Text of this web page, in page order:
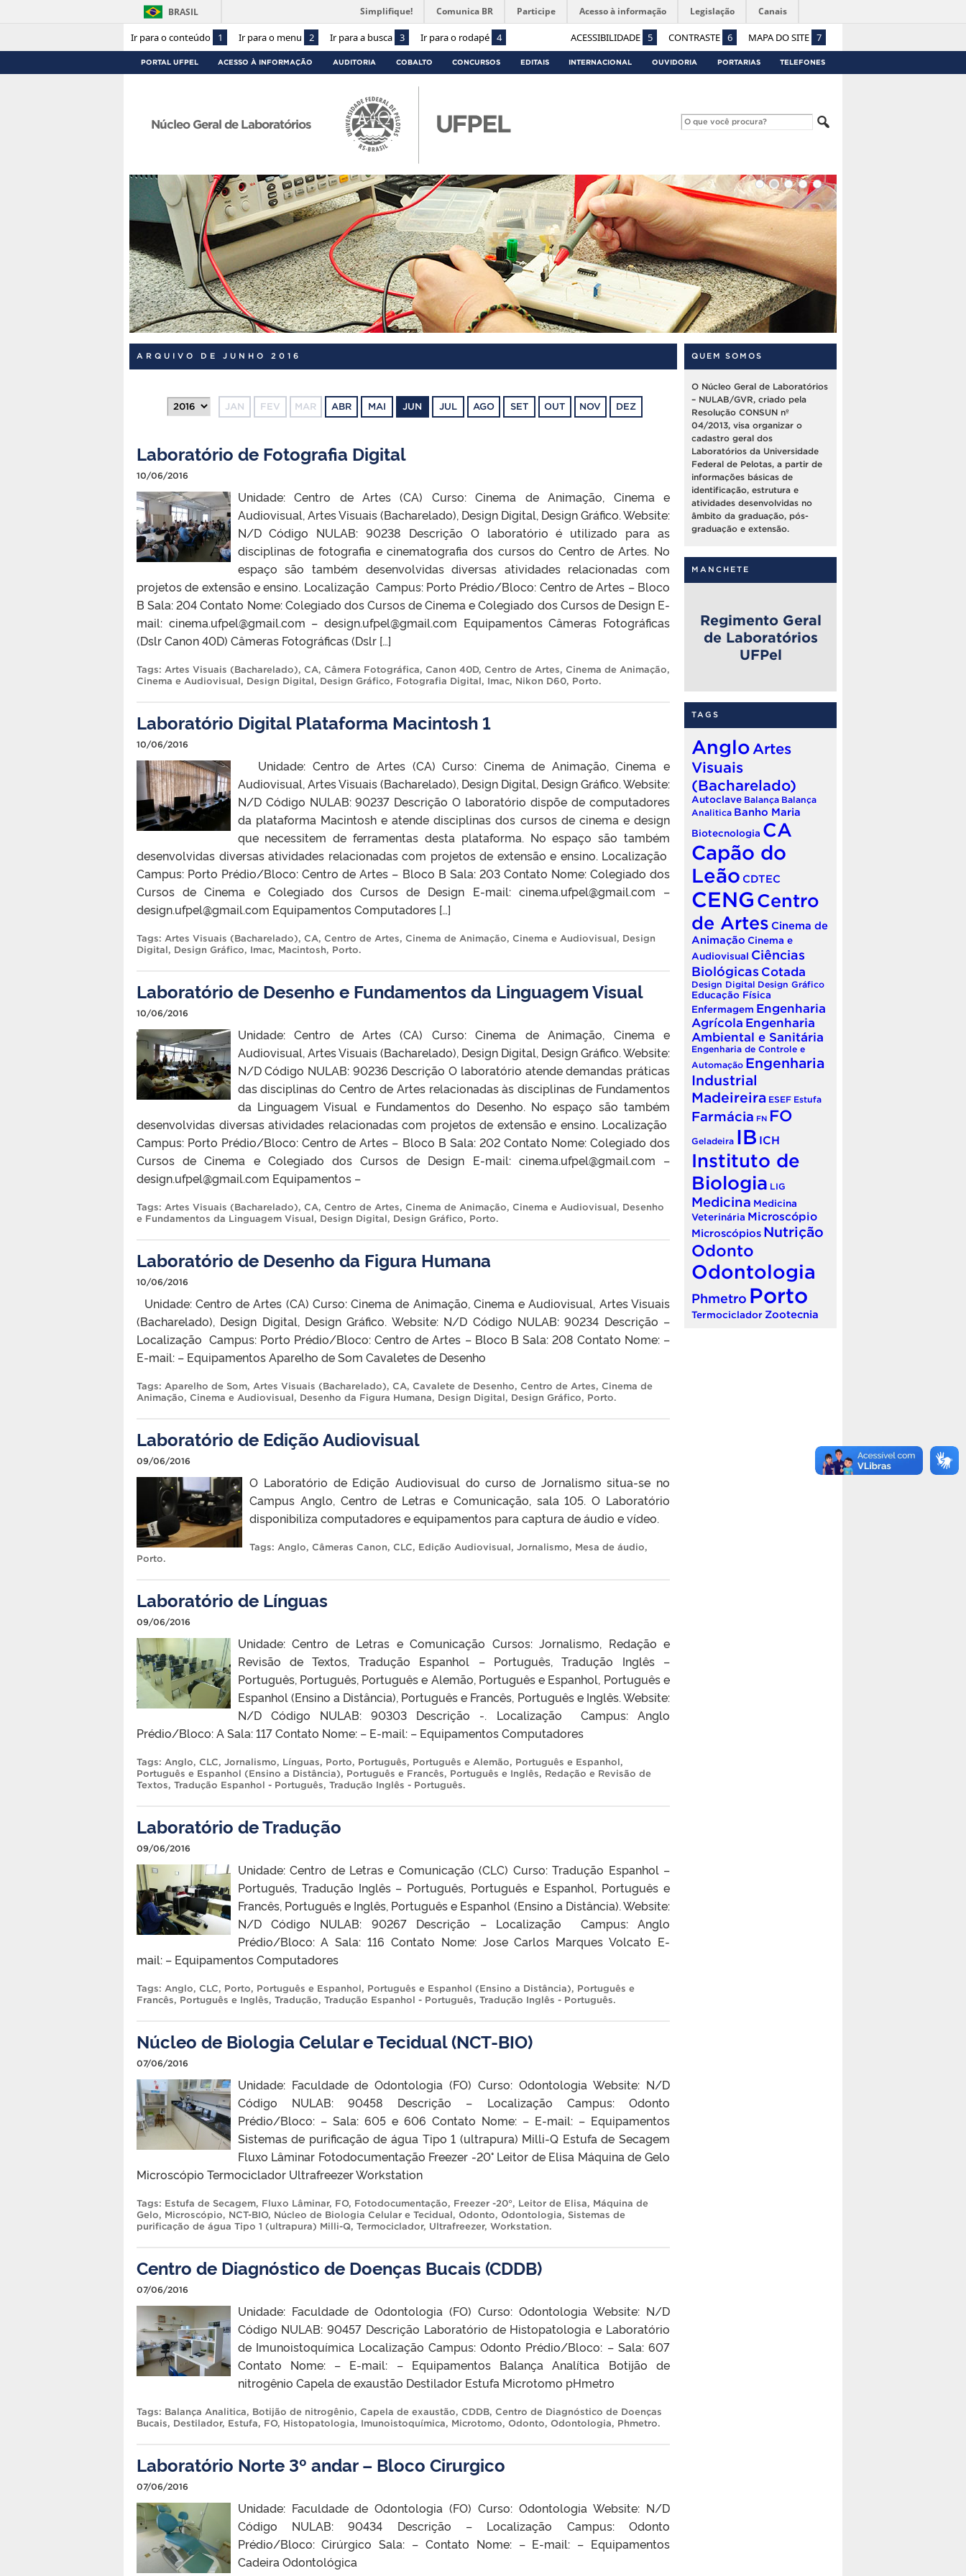
Ir para o conteúdo 1 Ir para o menu 2 Ir para a busca 3 Ir para o rodapé 4 ACESSIBILIDADE 5 CONTRASTE 6 MAPA DO SITE 7
BRASIL Simplifique! Comunica BR Participe Acesso à informação Legislação Canais
PORTAL UFPEL ACESSO À INFORMAÇÃO AUDITORIA COBALTO CONCURSOS EDITAIS INTERNACIONAL OUVIDORIA PORTARIAS TELEFONES
Núcleo Geral de Laboratórios
ARQUIVO DE JUNHO 2016
JAN FEV MAR ABR MAI JUN JUL AGO SET OUT NOV DEZ
Laboratório de Fotografia Digital
10/06/2016
Unidade: Centro de Artes (CA) Curso: Cinema de Animação, Cinema e
Audiovisual, Artes Visuais (Bacharelado), Design Digital, Design Gráfico. Website:
N/D Código NULAB: 90238 Descrição O laboratório é utilizado para as
disciplinas de fotografia e cinematografia dos cursos do Centro de Artes. No
espaço são também desenvolvidas diversas atividades relacionadas com
projetos de extensão e ensino. Localização Campus: Porto Prédio/Bloco: Centro de Artes – Bloco
B Sala: 204 Contato Nome: Colegiado dos Cursos de Cinema e Colegiado dos Cursos de Design E-
mail: cinema.ufpel@gmail.com – design.ufpel@gmail.com Equipamentos Câmeras Fotográficas
(Dslr Canon 40D) Câmeras Fotográficas (Dslr […]
Tags: Artes Visuais (Bacharelado), CA, Câmera Fotográfica, Canon 40D, Centro de Artes, Cinema de Animação,
Cinema e Audiovisual, Design Digital, Design Gráfico, Fotografia Digital, Imac, Nikon D60, Porto.
Laboratório Digital Plataforma Macintosh 1
10/06/2016
Unidade: Centro de Artes (CA) Curso: Cinema de Animação, Cinema e
Audiovisual, Artes Visuais (Bacharelado), Design Digital, Design Gráfico. Website:
N/D Código NULAB: 90237 Descrição O laboratório dispõe de computadores
da plataforma Macintosh e atende disciplinas dos cursos de cinema e design
que necessitem de ferramentas desta plataforma. No espaço são também
desenvolvidas diversas atividades relacionadas com projetos de extensão e ensino. Localização
Campus: Porto Prédio/Bloco: Centro de Artes – Bloco B Sala: 203 Contato Nome: Colegiado dos
Cursos de Cinema e Colegiado dos Cursos de Design E-mail: cinema.ufpel@gmail.com –
design.ufpel@gmail.com Equipamentos Computadores […]
Tags: Artes Visuais (Bacharelado), CA, Centro de Artes, Cinema de Animação, Cinema e Audiovisual, Design
Digital, Design Gráfico, Imac, Macintosh, Porto.
Laboratório de Desenho e Fundamentos da Linguagem Visual
10/06/2016
Unidade: Centro de Artes (CA) Curso: Cinema de Animação, Cinema e
Audiovisual, Artes Visuais (Bacharelado), Design Digital, Design Gráfico. Website:
N/D Código NULAB: 90236 Descrição O laboratório atende demandas práticas
das disciplinas do Centro de Artes relacionadas às disciplinas de Fundamentos
da Linguagem Visual e Fundamentos do Desenho. No espaço são também
desenvolvidas diversas atividades relacionadas com projetos de extensão e ensino. Localização
Campus: Porto Prédio/Bloco: Centro de Artes – Bloco B Sala: 202 Contato Nome: Colegiado dos
Cursos de Cinema e Colegiado dos Cursos de Design E-mail: cinema.ufpel@gmail.com –
design.ufpel@gmail.com Equipamentos –
Tags: Artes Visuais (Bacharelado), CA, Centro de Artes, Cinema de Animação, Cinema e Audiovisual, Desenho
e Fundamentos da Linguagem Visual, Design Digital, Design Gráfico, Porto.
Laboratório de Desenho da Figura Humana
10/06/2016
Unidade: Centro de Artes (CA) Curso: Cinema de Animação, Cinema e Audiovisual, Artes Visuais
(Bacharelado), Design Digital, Design Gráfico. Website: N/D Código NULAB: 90234 Descrição –
Localização Campus: Porto Prédio/Bloco: Centro de Artes – Bloco B Sala: 208 Contato Nome: –
E-mail: – Equipamentos Aparelho de Som Cavaletes de Desenho
Tags: Aparelho de Som, Artes Visuais (Bacharelado), CA, Cavalete de Desenho, Centro de Artes, Cinema de
Animação, Cinema e Audiovisual, Desenho da Figura Humana, Design Digital, Design Gráfico, Porto.
Laboratório de Edição Audiovisual
09/06/2016
O Laboratório de Edição Audiovisual do curso de Jornalismo situa-se no
Campus Anglo, Centro de Letras e Comunicação, sala 105. O Laboratório
disponibiliza computadores e equipamentos para captura de áudio e vídeo.
Tags:Anglo,Câmeras Canon,CLC, Edição Audiovisual,Jornalismo, Mesa de áudio,
Porto.
Laboratório de Línguas
09/06/2016
Unidade: Centro de Letras e Comunicação Cursos: Jornalismo, Redação e
Revisão de Textos, Tradução Espanhol – Português, Tradução Inglês –
Português, Português, Português e Alemão, Português e Espanhol, Português e
Espanhol (Ensino a Distância), Português e Francês, Português e Inglês. Website:
N/D Código NULAB: 90303 Descrição -. Localização Campus: Anglo
Prédio/Bloco: A Sala: 117 Contato Nome: – E-mail: – Equipamentos Computadores
Tags: Anglo, CLC, Jornalismo, Línguas, Porto, Português, Português e Alemão, Português e Espanhol,
Português e Espanhol (Ensino a Distância), Português e Francês, Português e Inglês, Redação e Revisão de
Textos, Tradução Espanhol - Português, Tradução Inglês - Português.
Laboratório de Tradução
09/06/2016
Unidade: Centro de Letras e Comunicação (CLC) Curso: Tradução Espanhol –
Português, Tradução Inglês – Português, Português e Espanhol, Português e
Francês, Português e Inglês, Português e Espanhol (Ensino a Distância). Website:
N/D Código NULAB: 90267 Descrição – Localização Campus: Anglo
Prédio/Bloco: A Sala: 116 Contato Nome: Jose Carlos Marques Volcato E-
mail: – Equipamentos Computadores
Tags: Anglo, CLC, Porto, Português e Espanhol, Português e Espanhol (Ensino a Distância), Português e
Francês, Português e Inglês, Tradução, Tradução Espanhol - Português, Tradução Inglês - Português.
Núcleo de Biologia Celular e Tecidual (NCT-BIO)
07/06/2016
Unidade: Faculdade de Odontologia (FO) Curso: Odontologia Website: N/D
Código NULAB: 90458 Descrição – Localização Campus: Odonto
Prédio/Bloco: – Sala: 605 e 606 Contato Nome: – E-mail: – Equipamentos
Sistemas de purificação de água Tipo 1 (ultrapura) Milli-Q Estufa de Secagem
Fluxo Lâminar Fotodocumentação Freezer -20° Leitor de Elisa Máquina de Gelo
Microscópio Termociclador Ultrafreezer Workstation
Tags: Estufa de Secagem, Fluxo Lâminar, FO, Fotodocumentação, Freezer -20°, Leitor de Elisa, Máquina de
Gelo, Microscópio, NCT-BIO, Núcleo de Biologia Celular e Tecidual, Odonto, Odontologia, Sistemas de
purificação de água Tipo 1 (ultrapura) Milli-Q, Termociclador, Ultrafreezer, Workstation.
Centro de Diagnóstico de Doenças Bucais (CDDB)
07/06/2016
Unidade: Faculdade de Odontologia (FO) Curso: Odontologia Website: N/D
Código NULAB: 90457 Descrição Laboratório de Histopatologia e Laboratório
de Imunoistoquímica Localização Campus: Odonto Prédio/Bloco: – Sala: 607
Contato Nome: – E-mail: – Equipamentos Balança Analítica Botijão de
nitrogênio Capela de exaustão Destilador Estufa Microtomo pHmetro
Tags: Balança Analitica, Botijão de nitrogênio, Capela de exaustão, CDDB, Centro de Diagnóstico de Doenças
Bucais, Destilador, Estufa, FO, Histopatologia, Imunoistoquímica, Microtomo, Odonto, Odontologia, Phmetro.
Laboratório Norte 3º andar – Bloco Cirurgico
07/06/2016
Unidade: Faculdade de Odontologia (FO) Curso: Odontologia Website: N/D
Código NULAB: 90434 Descrição – Localização Campus: Odonto
Prédio/Bloco: Cirúrgico Sala: – Contato Nome: – E-mail: – Equipamentos
Cadeira Odontológica
QUEM SOMOS
O Núcleo Geral de Laboratórios
– NULAB/GVR, criado pela
Resolução CONSUN nº
04/2013, visa organizar o
cadastro geral dos
Laboratórios da Universidade
Federal de Pelotas, a partir de
informações básicas de
identificação, estrutura e
atividades desenvolvidas no
âmbito da graduação, pós-
graduação e extensão.
MANCHETE
Regimento Geral
de Laboratórios
UFPel
TAGS
Anglo Artes
Visuais
(Bacharelado)
Autoclave Balança Balança
Analitica Banho Maria
Biotecnologia CA
Capão do
Leão CDTEC
CENG Centro
de Artes Cinema de
Animação Cinema e
Audiovisual Ciências
Biológicas Cotada
Design Digital Design Gráfico
Educação Física
Enfermagem Engenharia
Agrícola Engenharia
Ambiental e Sanitária
Engenharia de Controle e
Automação Engenharia
Industrial
Madeireira ESEF Estufa
Farmácia FN FO
Geladeira IB ICH
Instituto de
Biologia LIG
Medicina Medicina
Veterinária Microscópio
Microscópios Nutrição
Odonto
Odontologia
Phmetro Porto
Termociclador Zootecnia